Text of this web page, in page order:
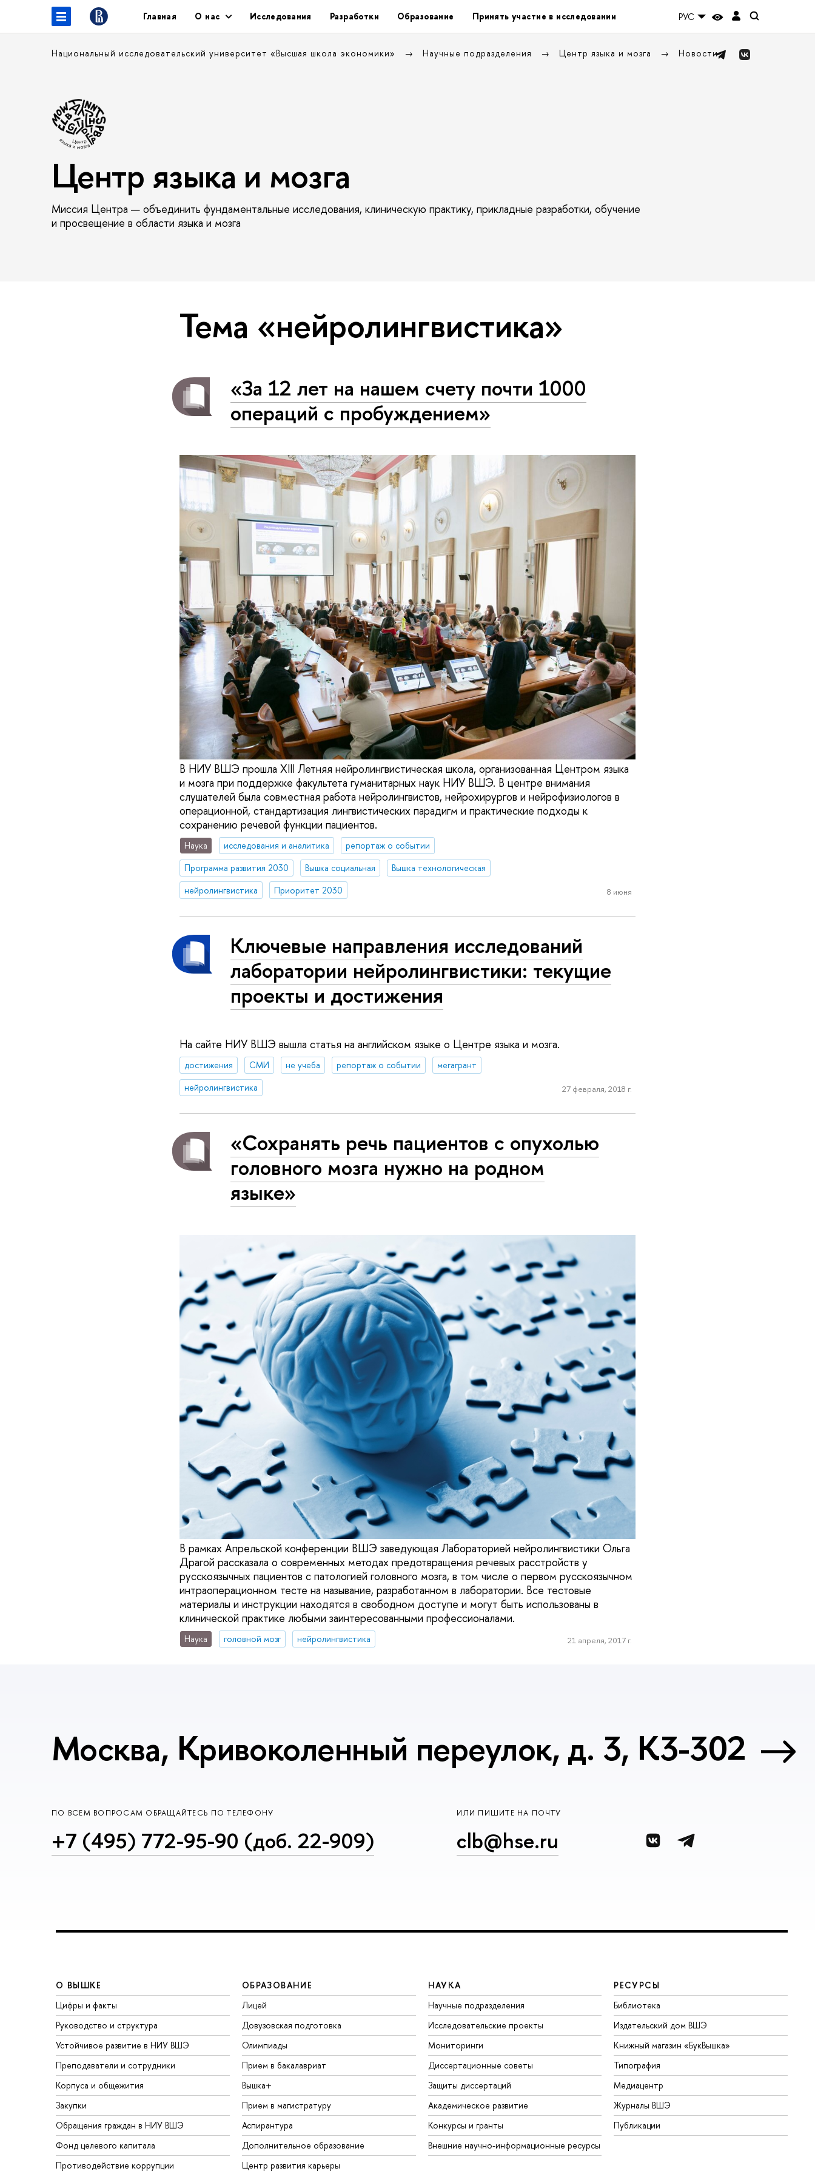
Главная О нас Исследования Разработки Образование Принять участие в исследовании РУС
Национальный исследовательский университет «Высшая школа экономики» Научные подразделения Центр языка и мозга Новости
Центр языка и мозга
Миссия Центра — объединить фундаментальные исследования, клиническую практику, прикладные разработки, обучение
и просвещение в области языка и мозга
Тема «нейролингвистика»
«За 12 лет на нашем счету почти 1000
операций с пробуждением»
В НИУ ВШЭ прошла XIII Летняя нейролингвистическая школа, организованная Центром языка
и мозга при поддержке факультета гуманитарных наук НИУ ВШЭ. В центре внимания
слушателей была совместная работа нейролингвистов, нейрохирургов и нейрофизиологов в
операционной, стандартизация лингвистических парадигм и практические подходы к
сохранению речевой функции пациентов.
Наука исследования и аналитика
репортаж о событии
Программа развития 2030
Вышка социальная
Вышка технологическая
нейролингвистика
Приоритет 2030 8 июня
Ключевые направления исследований
лаборатории нейролингвистики: текущие
проекты и достижения
На сайте НИУ ВШЭ вышла статья на английском языке о Центре языка и мозга.
достижения СМИ не учеба репортаж о событии
мегагрант
нейролингвистика
27 февраля, 2018 г.
«Сохранять речь пациентов с опухолью
головного мозга нужно на родном
языке»
В рамках Апрельской конференции ВШЭ заведующая Лабораторией нейролингвистики Ольга
Драгой рассказала о современных методах предотвращения речевых расстройств у
русскоязычных пациентов с патологией головного мозга, в том числе о первом русскоязычном
интраоперационном тесте на называние, разработанном в лаборатории. Все тестовые
материалы и инструкции находятся в свободном доступе и могут быть использованы в
клинической практике любыми заинтересованными профессионалами.
Наука головной мозг нейролингвистика 21 апреля, 2017 г.
Москва, Кривоколенный переулок, д. 3, К3-302
ПО ВСЕМ ВОПРОСАМ ОБРАЩАЙТЕСЬ ПО ТЕЛЕФОНУ
+7 (495) 772-95-90 (доб. 22-909)
ИЛИ ПИШИТЕ НА ПОЧТУ
clb@hse.ru
О ВЫШКЕ
Цифры и факты
Руководство и структура
Устойчивое развитие в НИУ ВШЭ
Преподаватели и сотрудники
Корпуса и общежития
Закупки
Обращения граждан в НИУ ВШЭ
Фонд целевого капитала
Противодействие коррупции
ОБРАЗОВАНИЕ
Лицей
Довузовская подготовка
Олимпиады
Прием в бакалавриат
Вышка+
Прием в магистратуру
Аспирантура
Дополнительное образование
Центр развития карьеры
НАУКА
Научные подразделения
Исследовательские проекты
Мониторинги
Диссертационные советы
Защиты диссертаций
Академическое развитие
Конкурсы и гранты
Внешние научно-информационные ресурсы
РЕСУРСЫ
Библиотека
Издательский дом ВШЭ
Книжный магазин «БукВышка»
Типография
Медиацентр
Журналы ВШЭ
Публикации